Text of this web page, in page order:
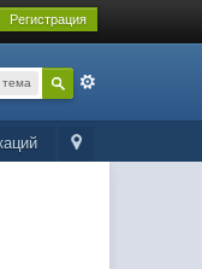
Регистрация